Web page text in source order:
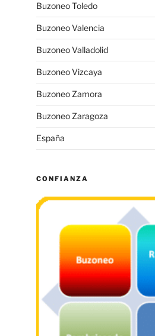
Buzoneo Toledo
Buzoneo Valencia
Buzoneo Valladolid
Buzoneo Vizcaya
Buzoneo Zamora
Buzoneo Zaragoza
España
CONFIANZA